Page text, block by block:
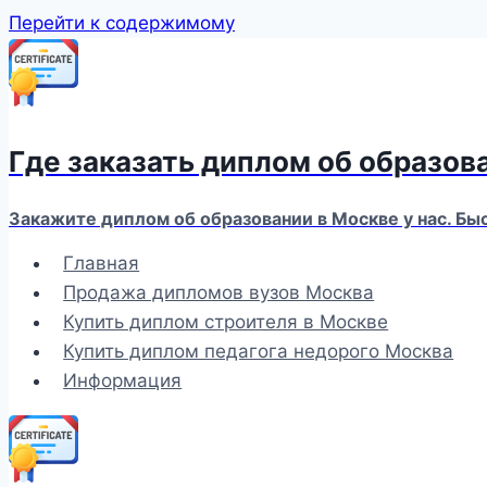
Перейти к содержимому
Где заказать диплом об
Закажите диплом об образовании в Москве у нас.
Главная
Продажа дипломов вузов Москва
Купить диплом строителя в Москве
Купить диплом педагога недорого Москва
Информация